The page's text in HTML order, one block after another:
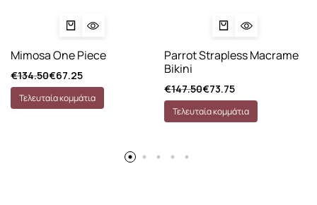
Mimosa One Piece
€134.50€67.25
Τελευταία κομμάτια
Parrot Strapless Macrame
Bikini
€147.50€73.75
Τελευταία κομμάτια